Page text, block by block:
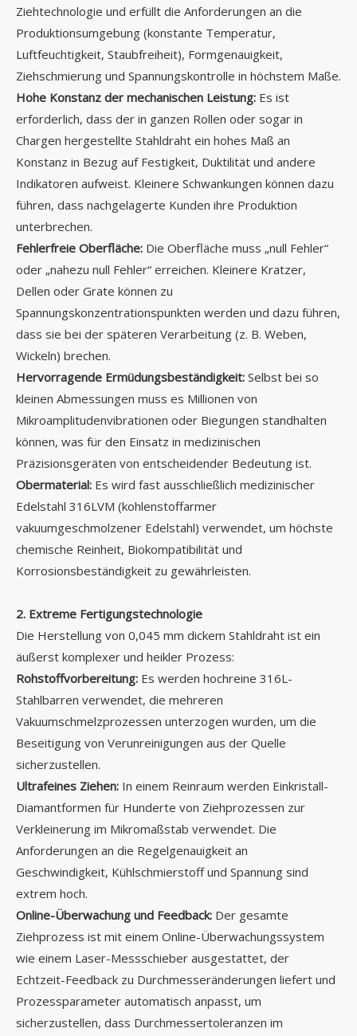
Ziehtechnologie und erfüllt die Anforderungen an die
Produktionsumgebung (konstante Temperatur,
Luftfeuchtigkeit, Staubfreiheit), Formgenauigkeit,
Ziehschmierung und Spannungskontrolle in höchstem Maße.
Hohe Konstanz der mechanischen Leistung: Es ist
erforderlich, dass der in ganzen Rollen oder sogar in
Chargen hergestellte Stahldraht ein hohes Maß an
Konstanz in Bezug auf Festigkeit, Duktilität und andere
Indikatoren aufweist. Kleinere Schwankungen können dazu
führen, dass nachgelagerte Kunden ihre Produktion
unterbrechen.
Fehlerfreie Oberfläche: Die Oberfläche muss „null Fehler“
oder „nahezu null Fehler“ erreichen. Kleinere Kratzer,
Dellen oder Grate können zu
Spannungskonzentrationspunkten werden und dazu führen,
dass sie bei der späteren Verarbeitung (z. B. Weben,
Wickeln) brechen.
Hervorragende Ermüdungsbeständigkeit: Selbst bei so
kleinen Abmessungen muss es Millionen von
Mikroamplitudenvibrationen oder Biegungen standhalten
können, was für den Einsatz in medizinischen
Präzisionsgeräten von entscheidender Bedeutung ist.
Obermaterial: Es wird fast ausschließlich medizinischer
Edelstahl 316LVM (kohlenstoffarmer
vakuumgeschmolzener Edelstahl) verwendet, um höchste
chemische Reinheit, Biokompatibilität und
Korrosionsbeständigkeit zu gewährleisten.
2. Extreme Fertigungstechnologie
Die Herstellung von 0,045 mm dickem Stahldraht ist ein
äußerst komplexer und heikler Prozess:
Rohstoffvorbereitung: Es werden hochreine 316L-
Stahlbarren verwendet, die mehreren
Vakuumschmelzprozessen unterzogen wurden, um die
Beseitigung von Verunreinigungen aus der Quelle
sicherzustellen.
Ultrafeines Ziehen: In einem Reinraum werden Einkristall-
Diamantformen für Hunderte von Ziehprozessen zur
Verkleinerung im Mikromaßstab verwendet. Die
Anforderungen an die Regelgenauigkeit an
Geschwindigkeit, Kühlschmierstoff und Spannung sind
extrem hoch.
Online-Überwachung und Feedback: Der gesamte
Ziehprozess ist mit einem Online-Überwachungssystem
wie einem Laser-Messschieber ausgestattet, der
Echtzeit-Feedback zu Durchmesseränderungen liefert und
Prozessparameter automatisch anpasst, um
sicherzustellen, dass Durchmessertoleranzen im